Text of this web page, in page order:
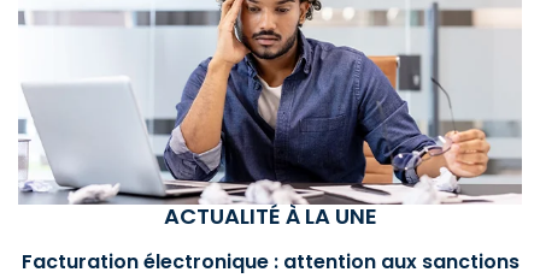
ACTUALITÉ À LA UNE
Facturation électronique : attention aux sanctions